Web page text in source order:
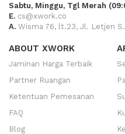
Sabtu, Minggu, Tgl Merah
E. cs@xwork.co
A. Wisma 76, lt.23, Jl. Letjen
ABOUT XWORK
Jaminan Harga Terbaik
Partner Ruangan
Ketentuan Pemesanan
FAQ
Blog